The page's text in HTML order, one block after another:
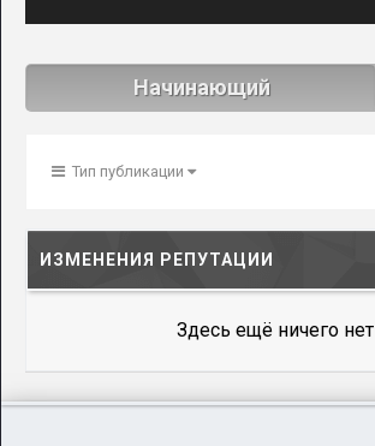
Начинающий
Тип публикации
ИЗМЕНЕНИЯ РЕПУТАЦИИ
Здесь ещё ничего нет